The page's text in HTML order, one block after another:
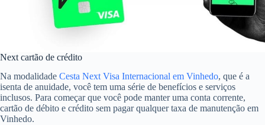
Next cartão de crédito
Na modalidade Cesta Next Visa Internacional em Vinhedo, que é a
isenta de anuidade, você tem uma série de benefícios e serviços
inclusos. Para começar que você pode manter uma conta corrente,
cartão de débito e crédito sem pagar qualquer taxa de manutenção em
Vinhedo.